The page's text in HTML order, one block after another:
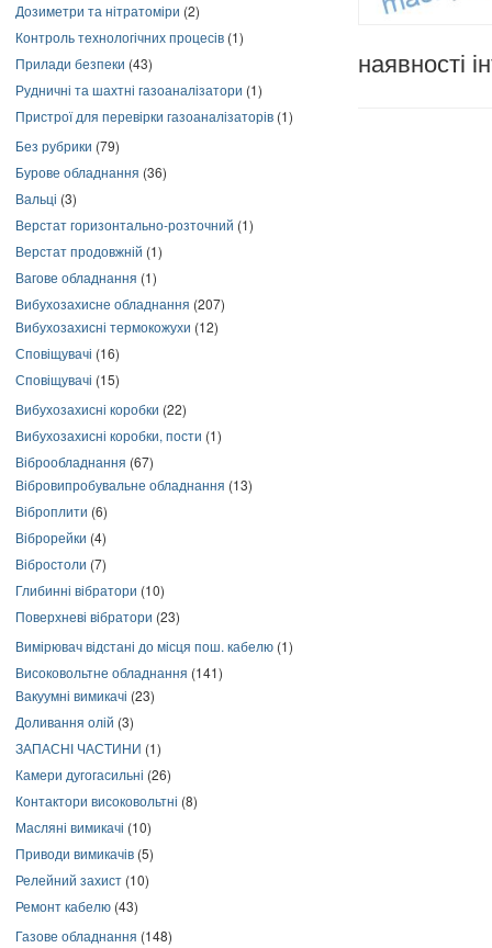
Дозиметри та нітратоміри (2)
Контроль технологічних процесів (1)
Прилади безпеки (43)
Рудничні та шахтні газоаналізатори (1)
Пристрої для перевірки газоаналізаторів (1)
Без рубрики (79)
Бурове обладнання (36)
Вальці (3)
Верстат горизонтально-розточний (1)
Верстат продовжній (1)
Вагове обладнання (1)
Вибухозахисне обладнання (207)
Вибухозахисні термокожухи (12)
Сповіщувачі (16)
Сповіщувачі (15)
Вибухозахисні коробки (22)
Вибухозахисні коробки, пости (1)
Віброобладнання (67)
Вібровипробувальне обладнання (13)
Віброплити (6)
Віброрейки (4)
Вібростоли (7)
Глибинні вібратори (10)
Поверхневі вібратори (23)
Вимірювач відстані до місця пош. кабелю (1)
Високовольтне обладнання (141)
Вакуумні вимикачі (23)
Доливання олій (3)
ЗАПАСНІ ЧАСТИНИ (1)
Камери дугогасильні (26)
Контактори високовольтні (8)
Масляні вимикачі (10)
Приводи вимикачів (5)
Релейний захист (10)
Ремонт кабелю (43)
Газове обладнання (148)
наявності